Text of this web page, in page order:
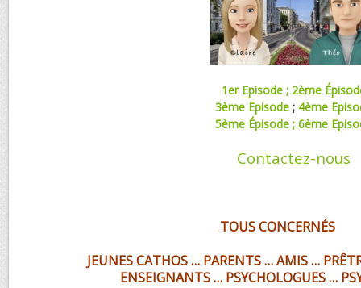
1er Episode ; 2ème
3ème Episode ; 4ème
5ème Épisode ;6ème
Contactez-nous
.TOUS CONCERNÉS
JEUNES CATHOS … PARENTS … AMIS …
ENSEIGNANTS … PSYCHOLOGUES …